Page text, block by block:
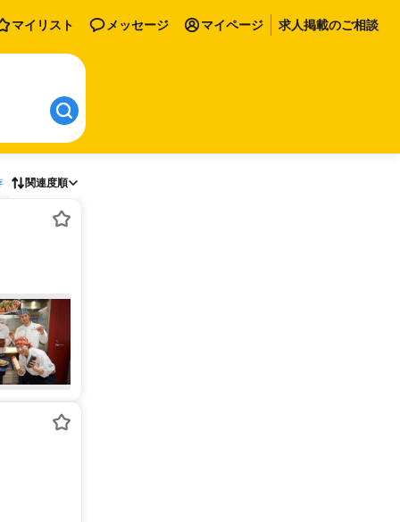
マイリスト メッセージ マイページ 求人掲載のご相談
関連度順